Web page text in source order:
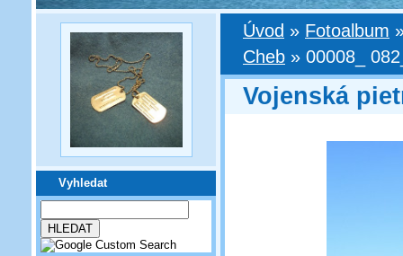
Vyhledat
Úvod » Fotoalbum
Cheb » 00008_
Vojenská